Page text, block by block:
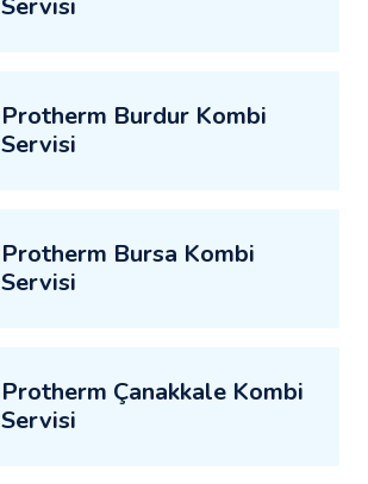
Protherm Burdur Kombi
Servisi
Protherm Bursa Kombi
Servisi
Protherm Çanakkale Kombi
Servisi